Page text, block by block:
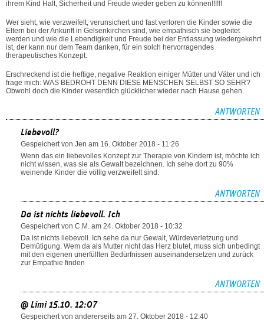
ihrem Kind Halt, Sicherheit und Freude wieder geben zu können!!!!!!
Wer sieht, wie verzweifelt, verunsichert und fast verloren die Kinder sowie die
Eltern bei der Ankunft in Gelsenkirchen sind, wie empathisch sie begleitet
werden und wie die Lebendigkeit und Freude bei der Entlassung wiedergekehrt
ist, der kann nur dem Team danken, für ein solch hervorragendes
therapeutisches Konzept.
Erschreckend ist die heftige, negative Reaktion einiger Mütter und Väter und ich
frage mich: WAS BEDROHT DENN DIESE MENSCHEN SELBST SO SEHR?
Obwohl doch die Kinder wesentlich glücklicher wieder nach Hause gehen.
ANTWORTEN
Liebevoll?
Gespeichert von Jen am 16. Oktober 2018 - 11:26
Wenn das ein liebevolles Konzept zur Therapie von Kindern ist, möchte ich
nicht wissen, was sie als Gewalt bezeichnen. Ich sehe dort zu 90%
weinende Kinder die völlig verzweifelt sind.
ANTWORTEN
Da ist nichts liebevoll. Ich
Gespeichert von C.M. am 24. Oktober 2018 - 10:32
Da ist nichts liebevoll. Ich sehe da nur Gewalt, Würdeverletzung und
Demütigung. Wem da als Mutter nicht das Herz blutet, muss sich unbedingt
mit den eigenen unerfüllten Bedürfnissen auseinandersetzen und zurück
zur Empathie finden
ANTWORTEN
@ Limi 15.10. 12:07
Gespeichert von andererseits am 27. Oktober 2018 - 12:40